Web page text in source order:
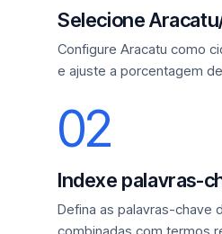
Selecione
Configure Aracatu como
e ajuste a porcentagem
02
Indexe palavras-
Defina as palavras-chave